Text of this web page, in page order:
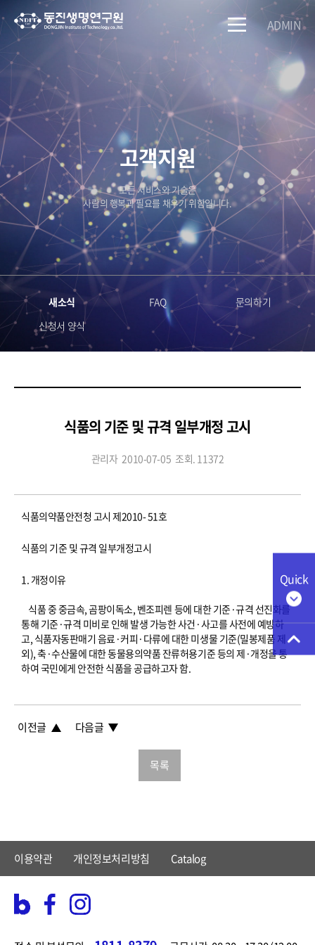
ADMIN
Quick
고객지원
모든 서비스와 기술은
사람의 행복과 필요를 채우기 위함입니다.
새소식 FAQ
문의하기
신청서 양식
식품의 기준 및 규격 일부개정 고시
관리자 2010-07-05 조회. 11372
식품의약품안전청 고시 제2010- 51호
식품의 기준 및 규격 일부개정고시
1. 개정이유
식품 중 중금속, 곰팡이독소, 벤조피렌 등에 대한 기준·규격 선진화를
통해 기준·규격 미비로 인해 발생 가능한 사건·사고를 사전에 예방하
고, 식품자동판매기 음료·커피·다류에 대한 미생물 기준(밀봉제품 제
외), 축·수산물에 대한 동물용의약품 잔류허용기준 등의 제·개정을 통
하여 국민에게 안전한 식품을 공급하고자 함.
이전글 다음글
목록
이용약관 개인정보처리방침 Catalog